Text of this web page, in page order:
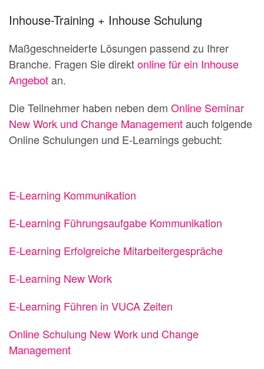
Inhouse-Training + Inhouse Schulung
Maßgeschneiderte Lösungen passend zu Ihrer
Branche. Fragen Sie direktonline für ein Inhouse
Angebotan.
Die Teilnehmer haben neben dem Online Seminar
New Work und Change Managementauch folgende
Online Schulungen und E-Learnings gebucht:
E-Learning Kommunikation
E-Learning Führungsaufgabe Kommunikation
E-Learning Erfolgreiche Mitarbeitergespräche
E-Learning New Work
E-Learning Führen in VUCA Zeiten
Online Schulung New Work und Change
Management